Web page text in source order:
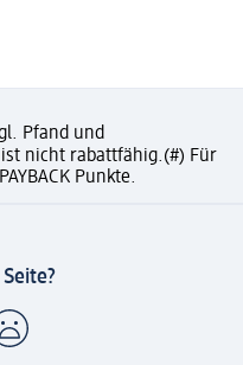
Pfand und
nicht rabattfähig.(#) Für
Punkte.